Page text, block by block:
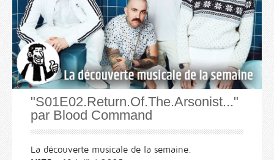
"S01E02.Return.Of.The.Arsonist..."
par Blood Command
La découverte musicale de la semaine.